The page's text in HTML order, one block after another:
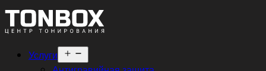
Услуги
меню